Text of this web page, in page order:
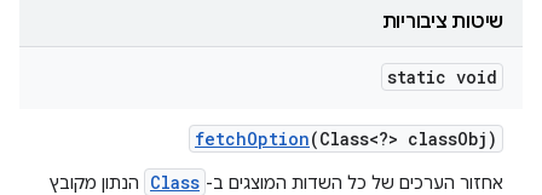
שיטות ציבוריות
static void
fetchOption(Class<?> classObj)
אחזור הערכים של כל השדות המוצגים ב- Class הנתון מקובץ